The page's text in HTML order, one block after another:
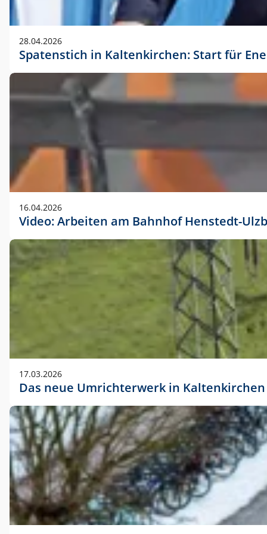
28.04.2026
Spatenstich in Kaltenkirchen: Start für
16.04.2026
Video: Arbeiten am Bahnhof Henstedt-
17.03.2026
Das neue Umrichterwerk in Kaltenkirchen